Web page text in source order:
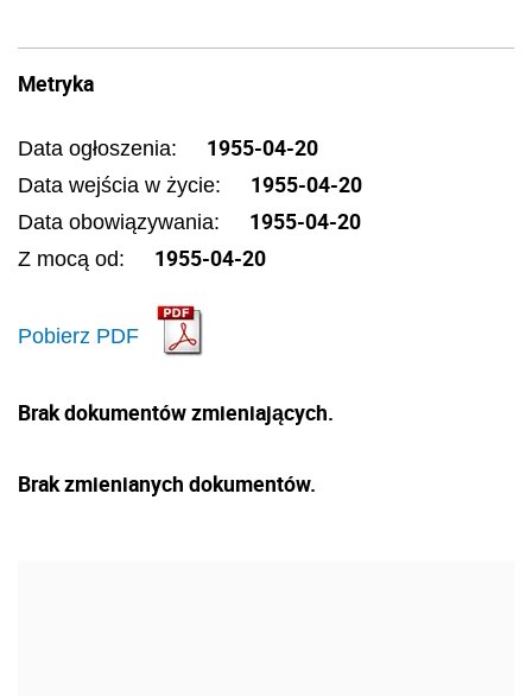
Metryka
Data ogłoszenia: 1955-04-20
Data wejścia w życie: 1955-04-20
Data obowiązywania: 1955-04-20
Z mocą od: 1955-04-20
Pobierz PDF
Brak dokumentów zmieniających.
Brak zmienianych dokumentów.